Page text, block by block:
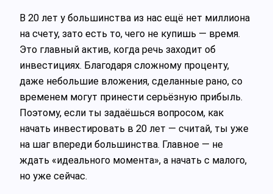
В 20 лет у большинства из нас ещё нет миллиона
на счету, зато есть то, чего не купишь — время.
Это главный актив, когда речь заходит об
инвестициях. Благодаря сложному проценту,
даже небольшие вложения, сделанные рано, со
временем могут принести серьёзную прибыль.
Поэтому, если ты задаёшься вопросом, как
начать инвестировать в 20 лет — считай, ты уже
на шаг впереди большинства. Главное — не
ждать «идеального момента», а начать с малого,
но уже сейчас.